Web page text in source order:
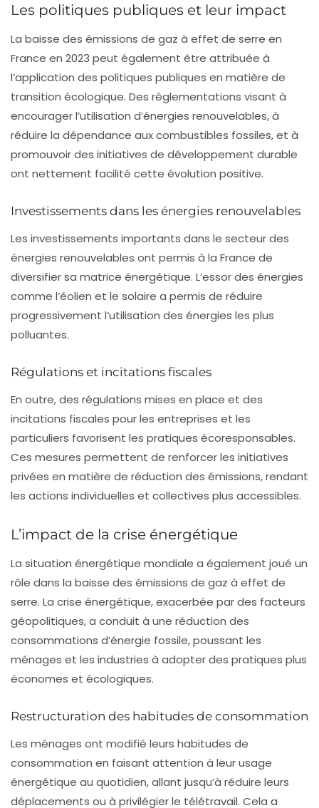
Les politiques publiques et leur impact
La baisse des émissions de gaz à effet de serre en
France en 2023 peut également être attribuée à
l’application des politiques publiques en matière de
transition écologique. Des réglementations visant à
encourager l’utilisation d’énergies renouvelables, à
réduire la dépendance aux combustibles fossiles, et à
promouvoir des initiatives de développement durable
ont nettement facilité cette évolution positive.
Investissements dans les énergies renouvelables
Les investissements importants dans le secteur des
énergies renouvelables ont permis à la France de
diversifier sa matrice énergétique. L’essor des énergies
comme l’éolien et le solaire a permis de réduire
progressivement l’utilisation des énergies les plus
polluantes.
Régulations et incitations fiscales
En outre, des régulations mises en place et des
incitations fiscales pour les entreprises et les
particuliers favorisent les pratiques écoresponsables.
Ces mesures permettent de renforcer les initiatives
privées en matière de réduction des émissions, rendant
les actions individuelles et collectives plus accessibles.
L’impact de la crise énergétique
La situation énergétique mondiale a également joué un
rôle dans la baisse des émissions de gaz à effet de
serre. La crise énergétique, exacerbée par des facteurs
géopolitiques, a conduit à une réduction des
consommations d’énergie fossile, poussant les
ménages et les industries à adopter des pratiques plus
économes et écologiques.
Restructuration des habitudes de consommation
Les ménages ont modifié leurs habitudes de
consommation en faisant attention à leur usage
énergétique au quotidien, allant jusqu’à réduire leurs
déplacements ou à privilégier le télétravail. Cela a